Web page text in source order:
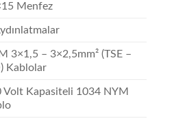
Menfez
3×1,5 – 3×2,5mm² (TSE –
Kablolar
Volt Kapasiteli 1034 NYM